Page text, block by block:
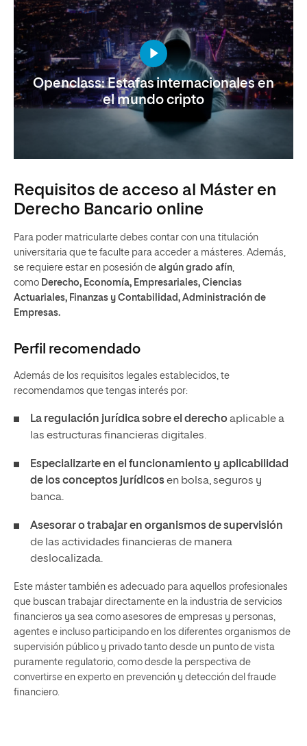
Openclass: Estafas internacionales en
el mundo cripto
Requisitos de acceso al Máster en
Derecho Bancario online
Para poder matricularte debes contar con una titulación
universitaria que te faculte para acceder a másteres. Además,
se requiere estar en posesión de algún grado afín,
como Derecho, Economía, Empresariales, Ciencias
Actuariales, Finanzas y Contabilidad, Administración de
Empresas.
Perfil recomendado
Además de los requisitos legales establecidos, te
recomendamos que tengas interés por:
La regulación jurídica sobre el derechoaplicable a
las estructuras financieras digitales.
Especializarte en el funcionamiento y aplicabilidad
de los conceptos jurídicosen bolsa, seguros y
banca.
Asesorar o trabajar en organismos de supervisión
de las actividades financieras de manera
deslocalizada.
Este máster también es adecuado para aquellos profesionales
que buscan trabajar directamente en la industria de servicios
financieros ya sea como asesores de empresas y personas,
agentes e incluso participando en los diferentes organismos de
supervisión público y privado tanto desde un punto de vista
puramente regulatorio, como desde la perspectiva de
convertirse en experto en prevención y detección del fraude
financiero.